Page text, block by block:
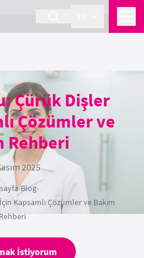
Çürük Dişler
Çözümler ve
Rehberi
2025
›Blog›
Kapsamlı Çözümler ve Bakım
Rehberi
İstiyorum